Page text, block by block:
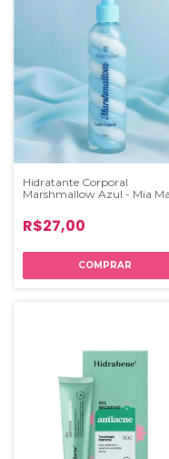
Hidratante Corporal
Marshmallow Azul - Mia
R$27,00